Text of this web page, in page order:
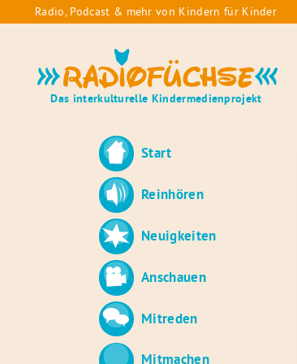
to
Radio, Podcast & mehr von Kindern für Kinder
Das interkulturelle Kindermedienprojekt
Start
Reinhören
Neuigkeiten
Anschauen
Mitreden
Mitmachen